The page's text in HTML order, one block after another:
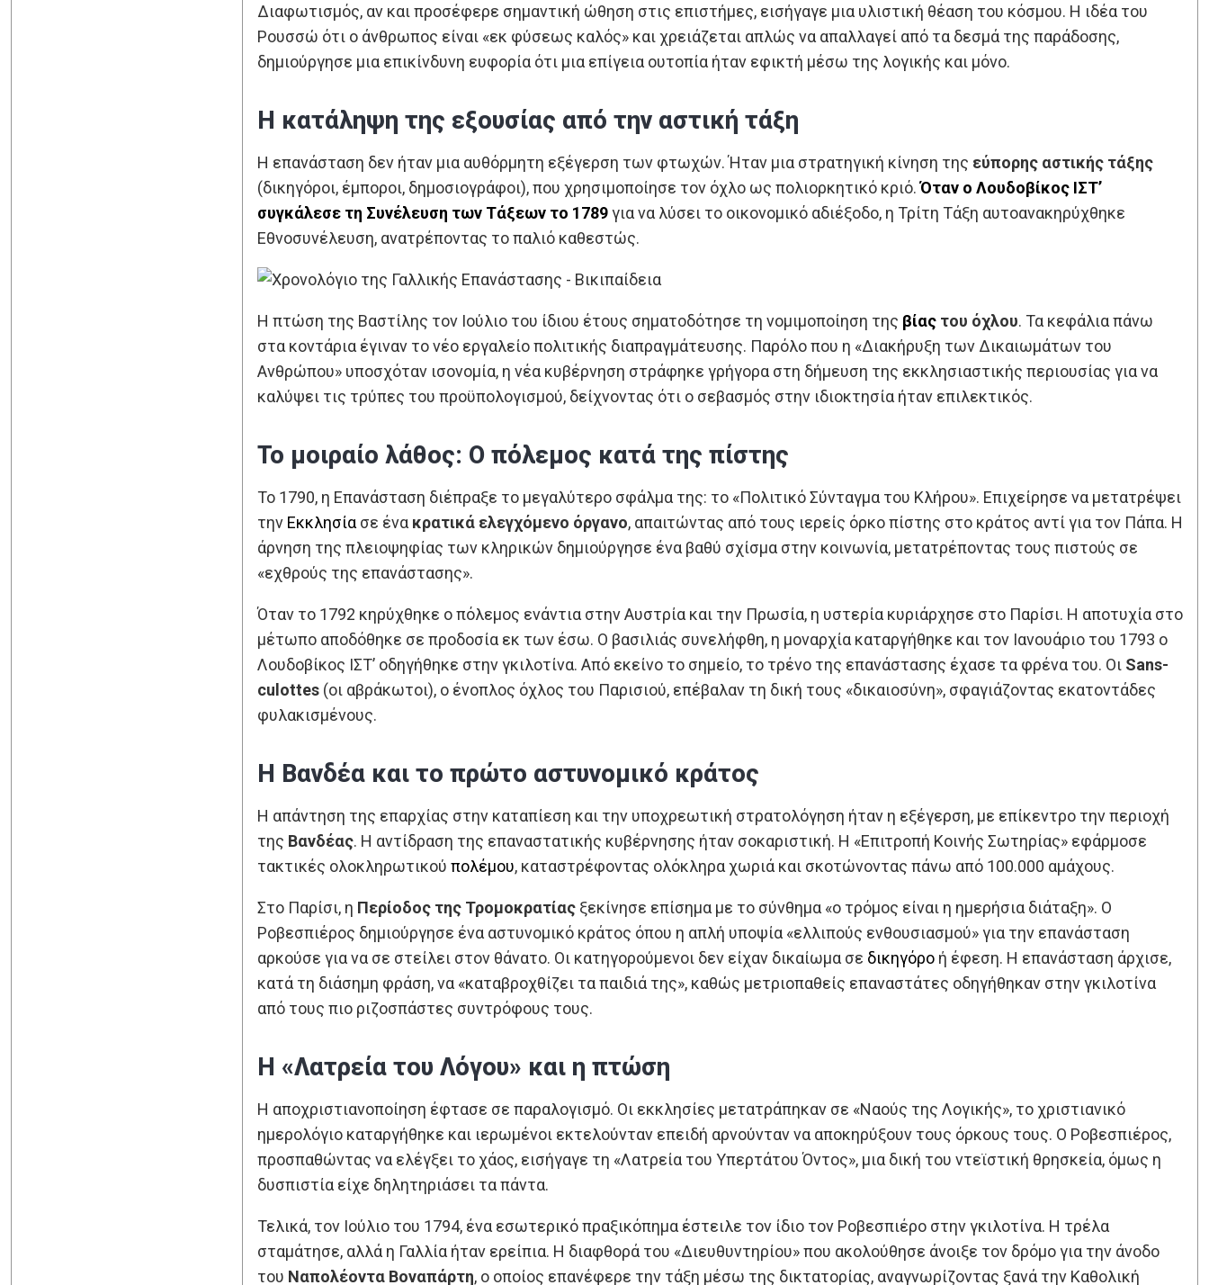
Διαφωτισμός, αν και προσέφερε σημαντική ώθηση στις επιστήμες, εισήγαγε μια υλιστική θέαση του κόσμου. Η ιδέα του
Ρουσσώ ότι ο άνθρωπος είναι «εκ φύσεως καλός» και χρειάζεται απλώς να απαλλαγεί από τα δεσμά της παράδοσης,
δημιούργησε μια επικίνδυνη ευφορία ότι μια επίγεια ουτοπία ήταν εφικτή μέσω της λογικής και μόνο.
Η κατάληψη της εξουσίας από την αστική τάξη
Η επανάσταση δεν ήταν μια αυθόρμητη εξέγερση των φτωχών. Ήταν μια στρατηγική κίνηση της εύπορης αστικής τάξης
(δικηγόροι, έμποροι, δημοσιογράφοι), που χρησιμοποίησε τον όχλο ως πολιορκητικό κριό.Όταν ο Λουδοβίκος ΙΣΤ’
συγκάλεσε τη Συνέλευση των Τάξεων το 1789για να λύσει το οικονομικό αδιέξοδο, η Τρίτη Τάξη αυτοανακηρύχθηκε
Εθνοσυνέλευση, ανατρέποντας το παλιό καθεστώς.
Η πτώση της Βαστίλης τον Ιούλιο του ίδιου έτους σηματοδότησε τη νομιμοποίηση της βίας του όχλου. Τα κεφάλια πάνω
στα κοντάρια έγιναν το νέο εργαλείο πολιτικής διαπραγμάτευσης. Παρόλο που η «Διακήρυξη των Δικαιωμάτων του
Ανθρώπου» υποσχόταν ισονομία, η νέα κυβέρνηση στράφηκε γρήγορα στη δήμευση της εκκλησιαστικής περιουσίας για να
καλύψει τις τρύπες του προϋπολογισμού, δείχνοντας ότι ο σεβασμός στην ιδιοκτησία ήταν επιλεκτικός.
Το μοιραίο λάθος: Ο πόλεμος κατά της πίστης
Το 1790, η Επανάσταση διέπραξε το μεγαλύτερο σφάλμα της: το «Πολιτικό Σύνταγμα του Κλήρου». Επιχείρησε να μετατρέψει
την Εκκλησία σε ένα κρατικά ελεγχόμενο όργανο, απαιτώντας από τους ιερείς όρκο πίστης στο κράτος αντί για τον Πάπα. Η
άρνηση της πλειοψηφίας των κληρικών δημιούργησε ένα βαθύ σχίσμα στην κοινωνία, μετατρέποντας τους πιστούς σε
«εχθρούς της επανάστασης».
Όταν το 1792 κηρύχθηκε ο πόλεμος ενάντια στην Αυστρία και την Πρωσία, η υστερία κυριάρχησε στο Παρίσι. Η αποτυχία στο
μέτωπο αποδόθηκε σε προδοσία εκ των έσω. Ο βασιλιάς συνελήφθη, η μοναρχία καταργήθηκε και τον Ιανουάριο του 1793 ο
Λουδοβίκος ΙΣΤ’ οδηγήθηκε στην γκιλοτίνα. Από εκείνο το σημείο, το τρένο της επανάστασης έχασε τα φρένα του. Οι Sans-
culottes (οι αβράκωτοι), ο ένοπλος όχλος του Παρισιού, επέβαλαν τη δική τους «δικαιοσύνη», σφαγιάζοντας εκατοντάδες
φυλακισμένους.
Η Βανδέα και το πρώτο αστυνομικό κράτος
Η απάντηση της επαρχίας στην καταπίεση και την υποχρεωτική στρατολόγηση ήταν η εξέγερση, με επίκεντρο την περιοχή
της Βανδέας. Η αντίδραση της επαναστατικής κυβέρνησης ήταν σοκαριστική. Η «Επιτροπή Κοινής Σωτηρίας» εφάρμοσε
τακτικές ολοκληρωτικού πολέμου, καταστρέφοντας ολόκληρα χωριά και σκοτώνοντας πάνω από 100.000 αμάχους.
Στο Παρίσι, η Περίοδος της Τρομοκρατίας ξεκίνησε επίσημα με το σύνθημα «ο τρόμος είναι η ημερήσια διάταξη». Ο
Ροβεσπιέρος δημιούργησε ένα αστυνομικό κράτος όπου η απλή υποψία «ελλιπούς ενθουσιασμού» για την επανάσταση
αρκούσε για να σε στείλει στον θάνατο. Οι κατηγορούμενοι δεν είχαν δικαίωμα σε δικηγόρο ή έφεση. Η επανάσταση άρχισε,
κατά τη διάσημη φράση, να «καταβροχθίζει τα παιδιά της», καθώς μετριοπαθείς επαναστάτες οδηγήθηκαν στην γκιλοτίνα
από τους πιο ριζοσπάστες συντρόφους τους.
Η «Λατρεία του Λόγου» και η πτώση
Η αποχριστιανοποίηση έφτασε σε παραλογισμό. Οι εκκλησίες μετατράπηκαν σε «Ναούς της Λογικής», το χριστιανικό
ημερολόγιο καταργήθηκε και ιερωμένοι εκτελούνταν επειδή αρνούνταν να αποκηρύξουν τους όρκους τους. Ο Ροβεσπιέρος,
προσπαθώντας να ελέγξει το χάος, εισήγαγε τη «Λατρεία του Υπερτάτου Όντος», μια δική του ντεϊστική θρησκεία, όμως η
δυσπιστία είχε δηλητηριάσει τα πάντα.
Τελικά, τον Ιούλιο του 1794, ένα εσωτερικό πραξικόπημα έστειλε τον ίδιο τον Ροβεσπιέρο στην γκιλοτίνα. Η τρέλα
σταμάτησε, αλλά η Γαλλία ήταν ερείπια. Η διαφθορά του «Διευθυντηρίου» που ακολούθησε άνοιξε τον δρόμο για την άνοδο
του Ναπολέοντα Βοναπάρτη, ο οποίος επανέφερε την τάξη μέσω της δικτατορίας, αναγνωρίζοντας ξανά την Καθολική